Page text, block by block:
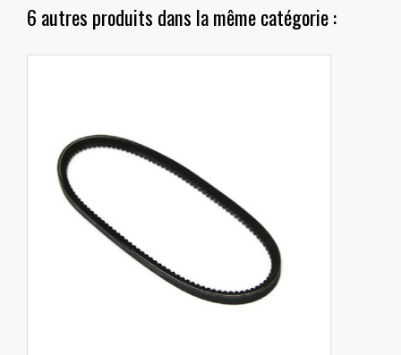
6 autres produits dans la même catégorie :